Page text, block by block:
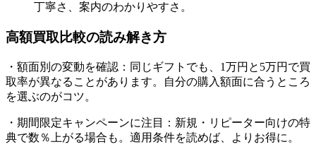
丁寧さ、案内のわかりやすさ。
高額買取比較の読み解き方
・額面別の変動を確認：同じギフトでも、1万円と5万円で買
取率が異なることがあります。自分の購入額面に合うところ
を選ぶのがコツ。
・期間限定キャンペーンに注目：新規・リピーター向けの特
典で数％上がる場合も。適用条件を読めば、よりお得に。